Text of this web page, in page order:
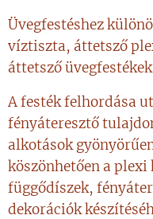
Üvegfestéshez
víztiszta, áttetsző
áttetsző
A festék felhordása
fényáteresztő
alkotások
köszönhetően a
függődíszek,
dekorációk